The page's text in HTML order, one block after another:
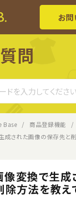
お
問
Base
商品登録機能
成された画像の保存先と
像変換で生成
方法を教え